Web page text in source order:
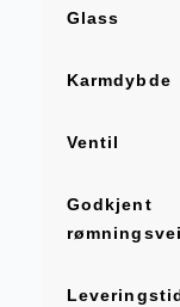
Glass
Karmdybde
Ventil
Godkjent
rømningsvei